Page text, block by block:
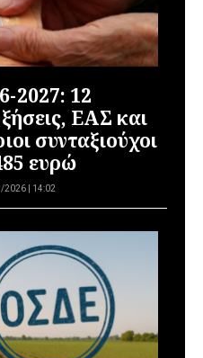
2027: 12
ΕΑΣ και
συνταξιούχοι
ευρώ
2026 | 14:02